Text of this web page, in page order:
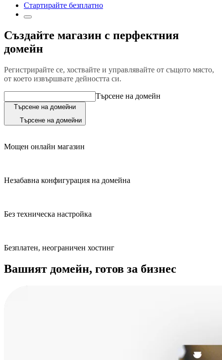
Стартирайте безплатно
Създайте магазин с перфектния
домейн
Регистрирайте се, хоствайте и управлявайте от същото място,
от което извършвате дейността си.
Търсене на домейн
Търсене на домейни
Търсене на домейни
Мощен онлайн магазин
Незабавна конфигурация на домейна
Без техническа настройка
Безплатен, неограничен хостинг
Вашият домейн, готов за бизнес